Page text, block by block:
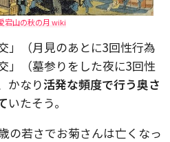
宕山の秋の月 wiki
（月見のあとに3回性行為
（墓参りをした夜に3回性
かなり活発な頻度で行う奥さ
いたそう。
の若さでお菊さんは亡くなっ